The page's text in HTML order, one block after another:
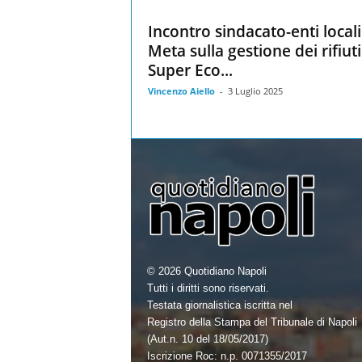
Incontro sindacato-enti
Meta sulla gestione dei rifiuti
Super Eco...
Vincenzo Aiello - 3 Luglio 2025
© 2026 Quotidiano Napoli
Tutti i diritti sono riservati.
Testata giornalistica iscritta nel
Registro della Stampa del Tribunale di Napoli
(Aut.n. 10 del 18/05/2017)
Iscrizione Roc: n.p. 0071355/2017